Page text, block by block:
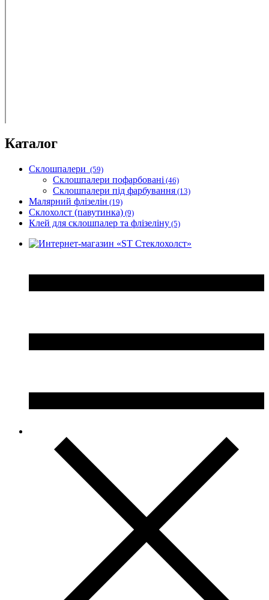
Каталог
Склошпалери (59)
Склошпалери пофарбовані (46)
Склошпалери під фарбування (13)
Малярний флізелін (19)
Склохолст (павутинка) (9)
Клей для склошпалер та флізеліну (5)